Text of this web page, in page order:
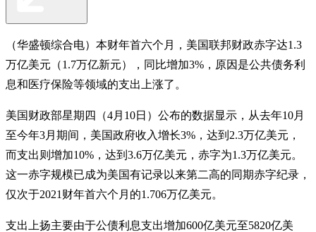
（华盛顿综合电）本财年首六个月，美国联邦财政赤字达1.3
万亿美元（1.7万亿新元），同比增加3%，原因是公共债务利
息和医疗保险等领域的支出上涨了。
美国财政部星期四（4月10日）公布的数据显示，从去年10月
至今年3月期间，美国政府收入增长3%，达到2.3万亿美元，
而支出则增加10%，达到3.6万亿美元，赤字为1.3万亿美元。
这一赤字规模已成为美国有记录以来第二高的同期赤字纪录，
仅次于2021财年首六个月的1.706万亿美元。
支出上扬主要由于公债利息支出增加600亿美元至5820亿美